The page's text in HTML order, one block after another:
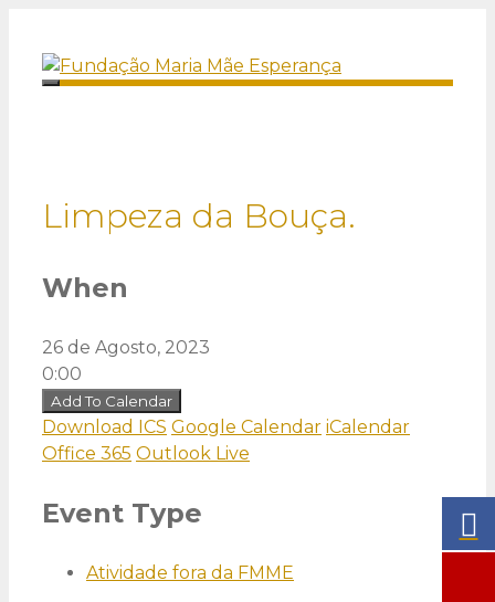
Menu
Limpeza da Bouça.
When
26 de Agosto, 2023
0:00
Add To Calendar
Download ICS Google Calendar iCalendar
Office 365 Outlook Live
Event Type
Atividade fora da FMME